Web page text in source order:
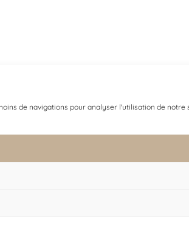
de navigations pour analyser l'utilisation de